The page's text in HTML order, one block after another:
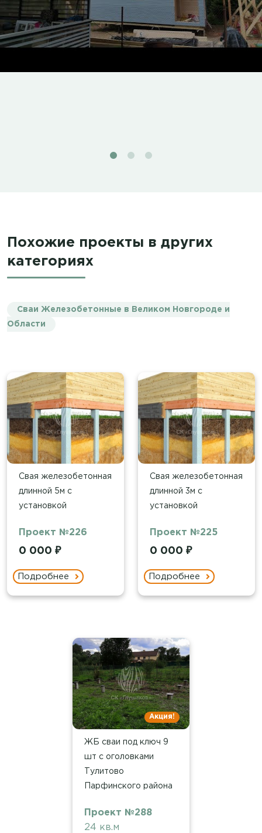
Похожие проекты в других
категориях
Сваи Железобетонные в Великом Новгороде и
Области
Свая железобетонная
длинной 5м с
установкой
Проект №226
0 000 ₽
Подробнее
Свая железобетонная
длинной 3м с
установкой
Проект №225
0 000 ₽
Подробнее
Акция!
ЖБ сваи под ключ 9
шт с оголовками
Тулитово
Парфинского района
Проект №288
24 кв.м